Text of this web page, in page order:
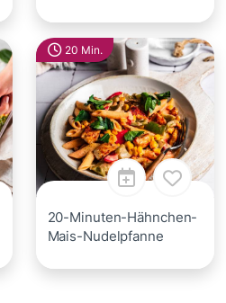
20 Min.
20-Minuten-Hähnchen-
Mais-Nudelpfanne